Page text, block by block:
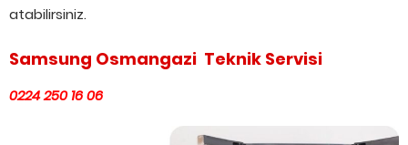
atabilirsiniz.
Samsung Osmangazi Teknik Servisi
0224 250 16 06